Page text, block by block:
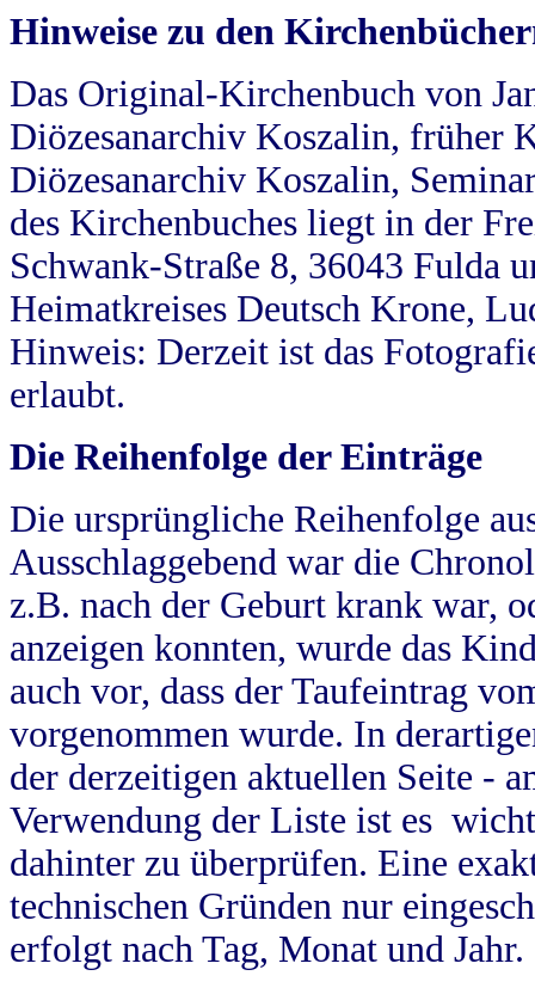
Hinweise zu den
Das Original-Kirchenbuch von
Diözesanarchiv Koszalin, früher
Diözesanarchiv Koszalin,
des Kirchenbuches liegt in der
Schwank-Straße 8, 36043 Fulda
Heimatkreises Deutsch Krone,
Hinweis: Derzeit ist das
erlaubt.
Die Reihenfolge der Einträge
Die ursprüngliche Reihenfolge
Ausschlaggebend war die
z.B. nach der Geburt krank war,
anzeigen konnten, wurde das
auch vor, dass der Taufeintrag
vorgenommen wurde. In
der derzeitigen aktuellen Seite -
Verwendung der Liste ist es
dahinter zu überprüfen. Eine
technischen Gründen nur
erfolgt nach Tag, Monat und Jahr.